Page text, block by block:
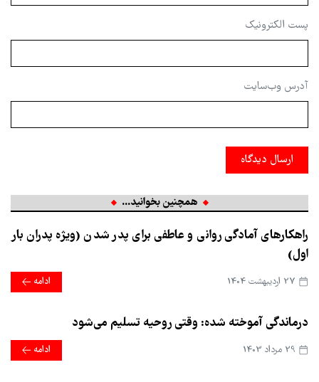
پست الکترونیک
آدرس وب‌سایت
ارسال دیدگاه
همچنین بخوانید...
راهکارهای آمادگی روانی و عاطفی برای پدر شدن (ویژه پدران بار
اول)
ادامه
درماندگی آموخته شده: وقتی روحیه تسلیم می‌شود
ادامه